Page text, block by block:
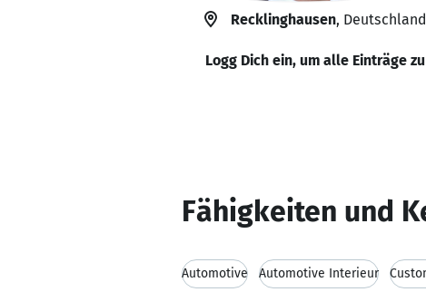
Recklinghausen, Deutschland
Logg Dich ein, um alle Einträge
Fähigkeiten und
Automotive Automotive Interieur